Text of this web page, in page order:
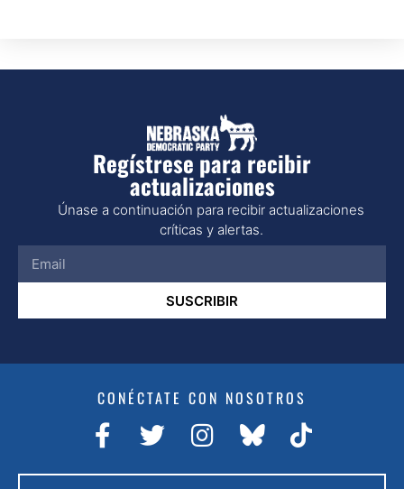
Regístrese para recibir
actualizaciones
Únase a continuación para recibir actualizaciones
críticas y alertas.
SUSCRIBIR
CONÉCTATE CON NOSOTROS